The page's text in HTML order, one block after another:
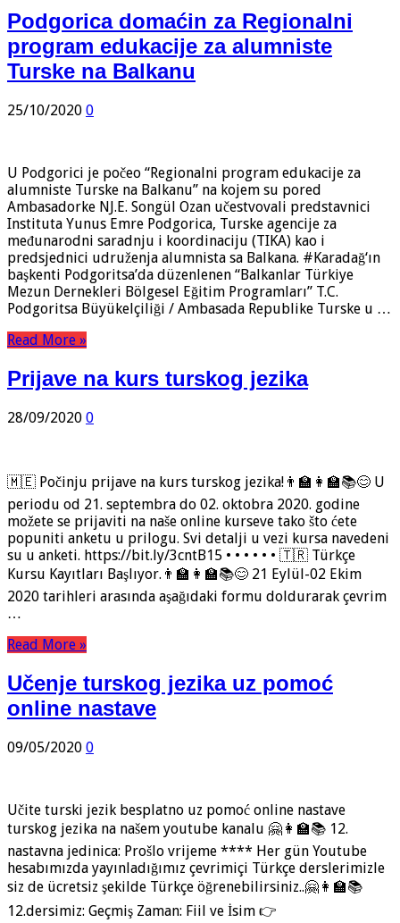
Podgorica domaćin za Regionalni
program edukacije za alumniste
Turske na Balkanu
25/10/2020 0
U Podgorici je počeo “Regionalni program edukacije za
alumniste Turske na Balkanu” na kojem su pored
Ambasadorke NJ.E. Songül Ozan učestvovali predstavnici
Instituta Yunus Emre Podgorica, Turske agencije za
međunarodni saradnju i koordinaciju (TIKA) kao i
predsjednici udruženja alumnista sa Balkana. #Karadağ‘ın
başkenti Podgoritsa’da düzenlenen “Balkanlar Türkiye
Mezun Dernekleri Bölgesel Eğitim Programları” T.C.
Podgoritsa Büyükelçiliği / Ambasada Republike Turske u …
Read More »
Prijave na kurs turskog jezika
28/09/2020 0
🇲🇪 Počinju prijave na kurs turskog jezika!👨‍🏫👩‍🏫📚😊 U
periodu od 21. septembra do 02. oktobra 2020. godine
možete se prijaviti na naše online kurseve tako što ćete
popuniti anketu u prilogu. Svi detalji u vezi kursa navedeni
su u anketi. https://bit.ly/3cntB15 • • • • • • 🇹🇷 Türkçe
Kursu Kayıtları Başlıyor.👨‍🏫👩‍🏫📚😊 21 Eylül-02 Ekim
2020 tarihleri arasında aşağıdaki formu doldurarak çevrim
…
Read More »
Učenje turskog jezika uz pomoć
online nastave
09/05/2020 0
Učite turski jezik besplatno uz pomoć online nastave
turskog jezika na našem youtube kanalu 🤗👩‍🏫📚 12.
nastavna jedinica: Prošlo vrijeme **** Her gün Youtube
hesabımızda yayınladığımız çevrimiçi Türkçe derslerimizle
siz de ücretsiz şekilde Türkçe öğrenebilirsiniz..🤗👩‍🏫📚
12.dersimiz: Geçmiş Zaman: Fiil ve İsim 👉